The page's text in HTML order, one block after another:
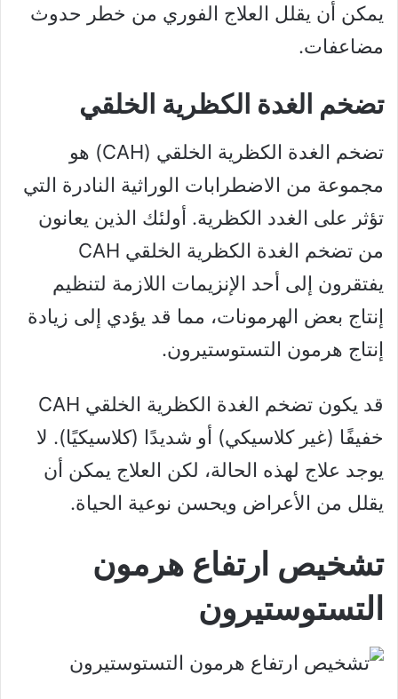
يمكن أن يقلل العلاج الفوري من خطر حدوث
مضاعفات.
تضخم الغدة الكظرية الخلقي
تضخم الغدة الكظرية الخلقي (CAH) هو
مجموعة من الاضطرابات الوراثية النادرة التي
تؤثر على الغدد الكظرية. أولئك الذين يعانون
من تضخم الغدة الكظرية الخلقي CAH
يفتقرون إلى أحد الإنزيمات اللازمة لتنظيم
إنتاج بعض الهرمونات، مما قد يؤدي إلى زيادة
إنتاج هرمون التستوستيرون.
قد يكون تضخم الغدة الكظرية الخلقي CAH
خفيفًا (غير كلاسيكي) أو شديدًا (كلاسيكيًا). لا
يوجد علاج لهذه الحالة، لكن العلاج يمكن أن
يقلل من الأعراض ويحسن نوعية الحياة.
تشخيص ارتفاع هرمون
التستوستيرون